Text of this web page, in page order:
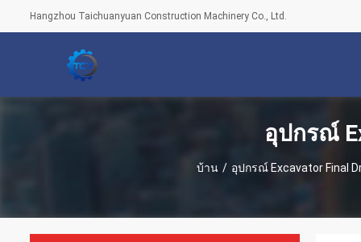
Hangzhou Taichuanyuan Construction Machinery Co., Ltd.
อุปกรณ์
บ้าน / อุปกรณ์ Excavator Final